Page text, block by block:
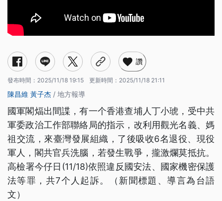
讚
發布時間： 2025/11/18 19:15 更新時間： 2025/11/18 21:11
陳昌維 黃子杰 / 地方報導
國軍閣煏出間諜，有一个香港查埔人丁小琥，受中共
軍委政治工作部聯絡局的指示，改利用觀光名義、媽
祖交流，來臺灣發展組織，了後吸收6名退役、現役
軍人，閣共官兵洗腦，若發生戰爭，攏激爛莫抵抗。
高檢署今仔日(11/18)依照違反國安法、國家機密保護
法等罪，共7个人起訴。（新聞標題、導言為台語
文）